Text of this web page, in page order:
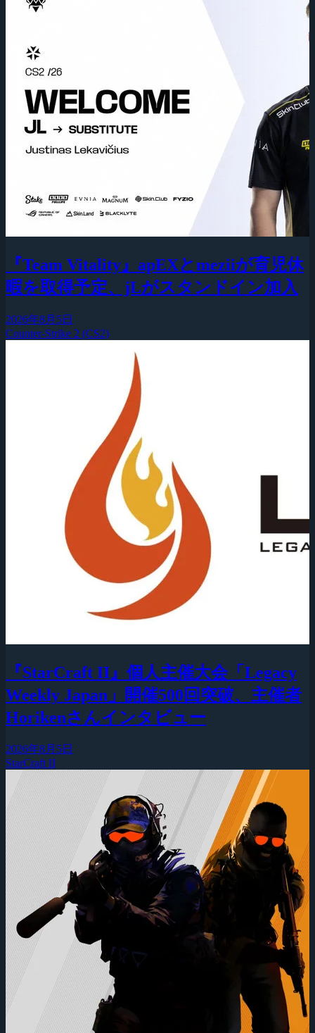
『Team Vitality』apEXとmeziiが育児休
暇を取得予定、jLがスタンドイン加入
2026年8月5日
Counter-Strike 2 (CS2)
『StarCraft II』個人主催大会「Legacy
Weekly Japan」開催500回突破、主催者
Horikenさんインタビュー
2026年8月5日
StarCraft II